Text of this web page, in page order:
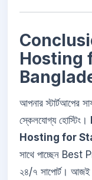
Hosting
আপনার স্টার্টআপের
স্কেলযোগ্য হোস্টিং।
Hosting for
সাথে পাচ্ছেন
২৪/৭ সাপোর্ট। আজই